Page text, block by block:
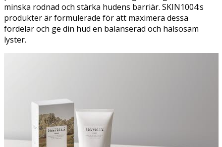
minska rodnad och stärka hudens barriär. SKIN1004:s
produkter är formulerade för att maximera dessa
fördelar och ge din hud en balanserad och hälsosam
lyster.